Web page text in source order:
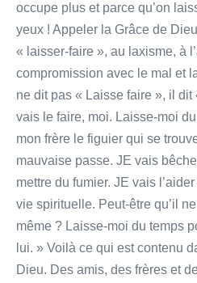
occupe plus et parce qu’on
yeux ! Appeler la Grâce de
« laisser-faire », au laxisme, à
compromission avec le mal et
ne dit pas « Laisse faire », il dit
vais le faire, moi. Laisse-moi
mon frère le figuier qui se
mauvaise passe. JE vais
mettre du fumier. JE vais
vie spirituelle. Peut-être qu’il
même ? Laisse-moi du temps
lui. » Voilà ce qui est contenu
Dieu. Des amis, des frères et